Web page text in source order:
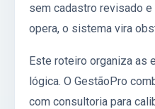
sem cadastro revisado
opera, o sistema vira
Este roteiro organiza as
lógica. O GestãoPro
com consultoria para